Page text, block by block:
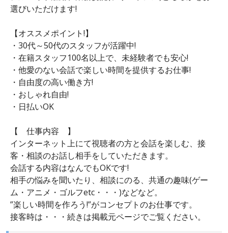
選びいただけます!
【オススメポイント!】
・30代～50代のスタッフが活躍中!
・在籍スタッフ100名以上で、未経験者でも安心!
・他愛のない会話で楽しい時間を提供するお仕事!
・自由度の高い働き方!
・おしゃれ自由!
・日払いOK
【 仕事内容 】
インターネット上にて視聴者の方と会話を楽しむ、接
客・相談のお話し相手をしていただきます。
会話する内容はなんでもOKです!
相手の悩みを聞いたり、相談にのる、共通の趣味(ゲー
ム・アニメ・ゴルフetc・・・)などなど。
”楽しい時間を作ろう!”がコンセプトのお仕事です。
接客時は・・・続きは掲載元ページでご覧ください。